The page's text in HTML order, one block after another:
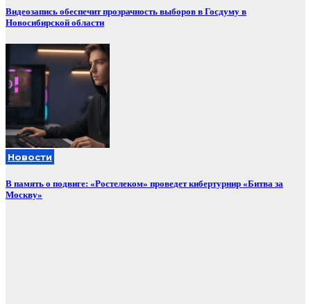
Видеозапись обеспечит прозрачность выборов в Госдуму в
Новосибирской области
Новости
В память о подвиге: «Ростелеком» проведет кибертурнир «Битва за
Москву»